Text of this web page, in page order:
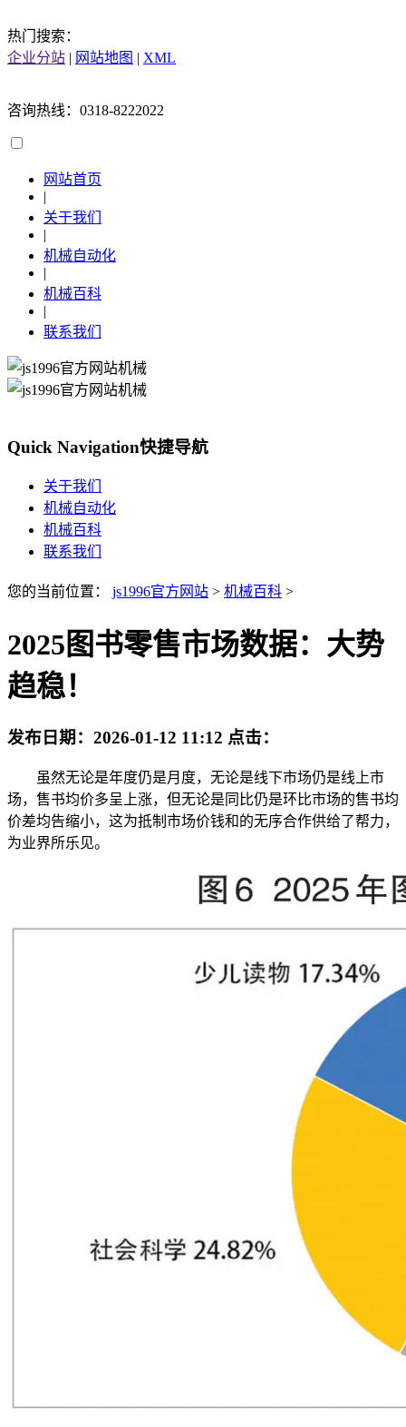
热门搜索：
企业分站 | 网站地图 | XML
咨询热线：0318-8222022
网站首页
|
关于我们
|
机械自动化
|
机械百科
|
联系我们
Quick Navigation快捷导航
关于我们
机械自动化
机械百科
联系我们
您的当前位置： js1996官方网站 > 机械百科 >
2025图书零售市场数据：大势
趋稳！
发布日期： 2026-01-12 11:12 点击：
虽然无论是年度仍是月度，无论是线下市场仍是线上市
场，售书均价多呈上涨，但无论是同比仍是环比市场的售书均
价差均告缩小，这为抵制市场价钱和的无序合作供给了帮力，
为业界所乐见。